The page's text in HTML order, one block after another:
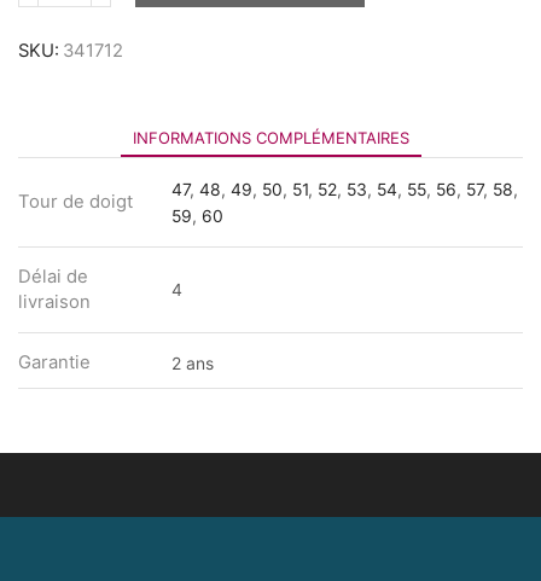
SKU: 341712
INFORMATIONS COMPLÉMENTAIRES
Tour de doigt
47, 48, 49, 50, 51, 52, 53, 54, 55, 56, 57, 58,
59, 60
Délai de
livraison
4
Garantie 2 ans